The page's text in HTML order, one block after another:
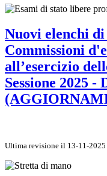
Nuovi elenchi
Commissioni
all’esercizio
Sessione 2025 -
Ultima revisione il 13-11-2025